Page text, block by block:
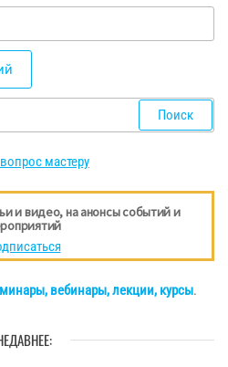
мастеру
и видео, на анонсы событий и
вебинары, лекции, курсы.